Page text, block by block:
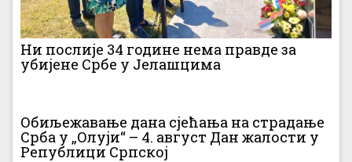
Ни послије 34 године нема правде за
убијене Србе у Јелашцима
Обиљежавање дана сјећања на страдање
Срба у „Олуји“ – 4. август Дан жалости у
Републици Српској